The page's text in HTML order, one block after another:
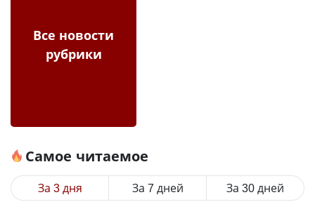
Все новости
рубрики
Самое читаемое
За 3 дня За 7 дней За 30 дней